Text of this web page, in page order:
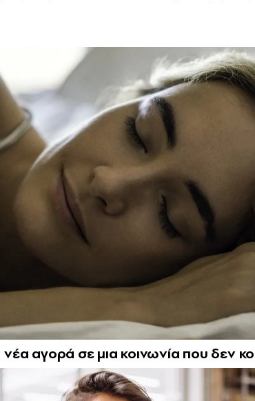
αγορά σε μια κοινωνία που δεν